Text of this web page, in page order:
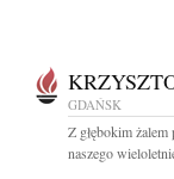
GDAŃSK
Z głębokim
naszego